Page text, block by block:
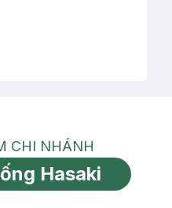
Tìm chi nhánh
CHI NHÁNH
Hasaki